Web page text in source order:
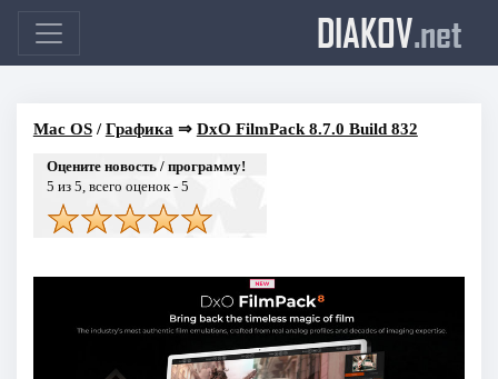
DIAKOV.net
Mac OS/Графика ⇒ DxO FilmPack 8.7.0 Build 832
Оцените новость / программу!
5 из 5, всего оценок - 5